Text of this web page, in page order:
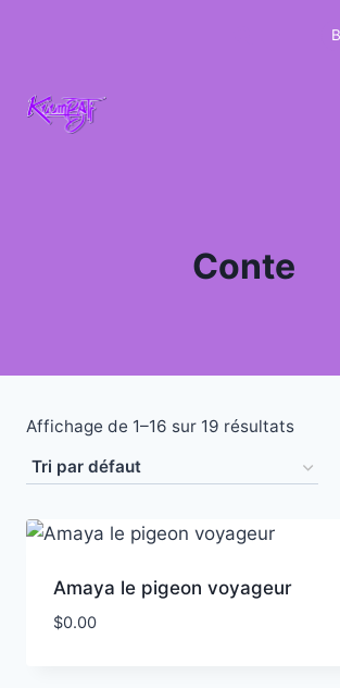
Conte
Affichage de 1–16 sur 19 résultats
Amaya le pigeon voyageur
$0.00